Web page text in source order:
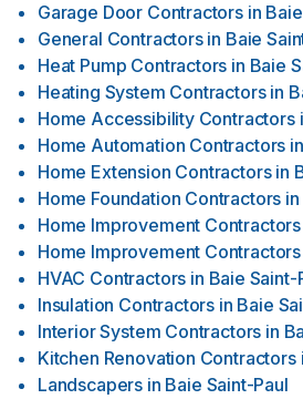
Garage Door Contractors in
General Contractors in Baie
Heat Pump Contractors in Baie
Heating System Contractors in
Home Accessibility Contractors
Home Automation Contractors in
Home Extension Contractors in
Home Foundation Contractors in
Home Improvement Contractors
Home Improvement Contractors
HVAC Contractors in Baie Saint-
Insulation Contractors in Baie
Interior System Contractors in
Kitchen Renovation Contractors
Landscapers in Baie Saint-Paul